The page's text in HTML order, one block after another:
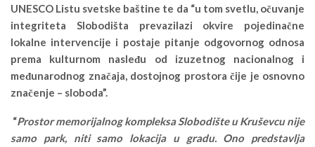
UNESCO Listu svetske baštine te da “u tom svetlu, očuvanje
integriteta Slobodišta prevazilazi okvire pojedinačne
lokalne intervencije i postaje pitanje odgovornog odnosa
prema kulturnom nasleđu od izuzetnog nacionalnog i
međunarodnog značaja, dostojnog prostora čije je osnovno
značenje – sloboda”.
“Prostor memorijalnog kompleksa Slobodište u Kruševcu nije
samo park, niti samo lokacija u gradu. Ono predstavlja